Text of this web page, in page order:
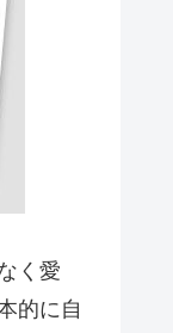
く愛
的に自